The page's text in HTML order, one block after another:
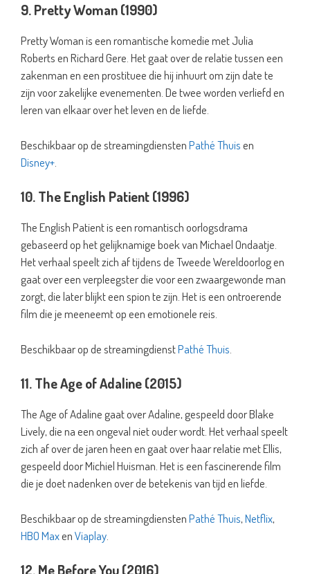
9. Pretty Woman (1990)
Pretty Woman is een romantische komedie met Julia
Roberts en Richard Gere. Het gaat over de relatie tussen een
zakenman en een prostituee die hij inhuurt om zijn date te
zijn voor zakelijke evenementen. De twee worden verliefd en
leren van elkaar over het leven en de liefde.
Beschikbaar op de streamingdienstenPathé Thuisen
Disney+
10. The English Patient (1996)
The English Patient is een romantisch oorlogsdrama
gebaseerd op het gelijknamige boek van Michael Ondaatje.
Het verhaal speelt zich af tijdens de Tweede Wereldoorlog en
gaat over een verpleegster die voor een zwaargewonde man
zorgt, die later blijkt een spion te zijn. Het is een ontroerende
film die je meeneemt op een emotionele reis.
Beschikbaar op de streamingdienstPathé Thuis
11. The Age of Adaline (2015)
The Age of Adaline gaat over Adaline, gespeeld door Blake
Lively, die na een ongeval niet ouder wordt. Het verhaal speelt
zich af over de jaren heen en gaat over haar relatie met Ellis,
gespeeld door Michiel Huisman. Het is een fascinerende film
die je doet nadenken over de betekenis van tijd en liefde.
Beschikbaar op de streamingdienstenPathé Thuis,Netflix,
HBO MaxenViaplay
12. Me Before You (2016)